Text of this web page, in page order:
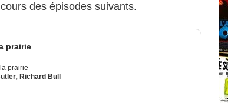
des épisodes suivants.
prairie
prairie
, Richard Bull